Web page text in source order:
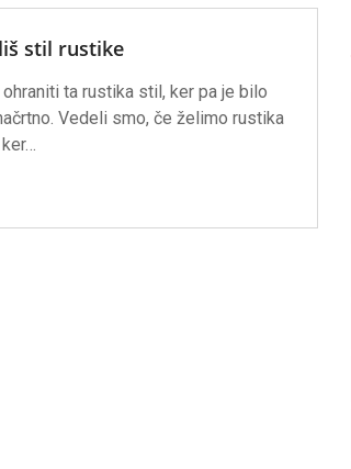
stil rustike
ta rustika stil, ker pa je bilo
Vedeli smo, če želimo rustika